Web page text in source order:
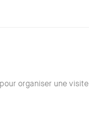
organiser une visite